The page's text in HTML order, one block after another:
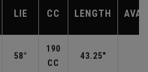
LIE CC LENGTH
58°
190
CC
43.25"